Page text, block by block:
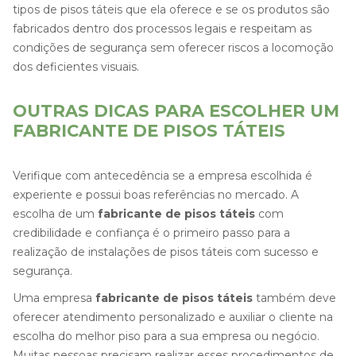
tipos de pisos táteis que ela oferece e se os produtos são
fabricados dentro dos processos legais e respeitam as
condições de segurança sem oferecer riscos a locomoção
dos deficientes visuais.
OUTRAS DICAS PARA ESCOLHER UM
FABRICANTE DE PISOS TÁTEIS
Verifique com antecedência se a empresa escolhida é
experiente e possui boas referências no mercado. A
escolha de um fabricante de pisos táteis com
credibilidade e confiança é o primeiro passo para a
realização de instalações de pisos táteis com sucesso e
segurança.
Uma empresa fabricante de pisos táteis também deve
oferecer atendimento personalizado e auxiliar o cliente na
escolha do melhor piso para a sua empresa ou negócio.